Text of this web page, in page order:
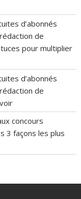
d’abonnés
de
pour multiplier
d’abonnés
de
concours
3 façons les plus